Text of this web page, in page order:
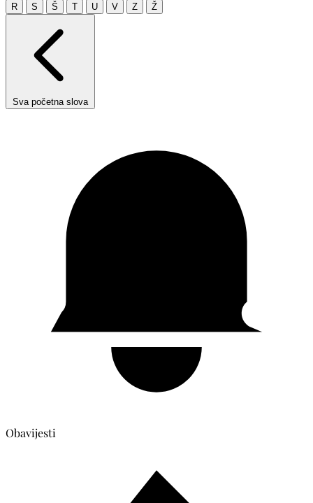
R
S Š T U V Z Ž
Sva početna slova
Obavijesti